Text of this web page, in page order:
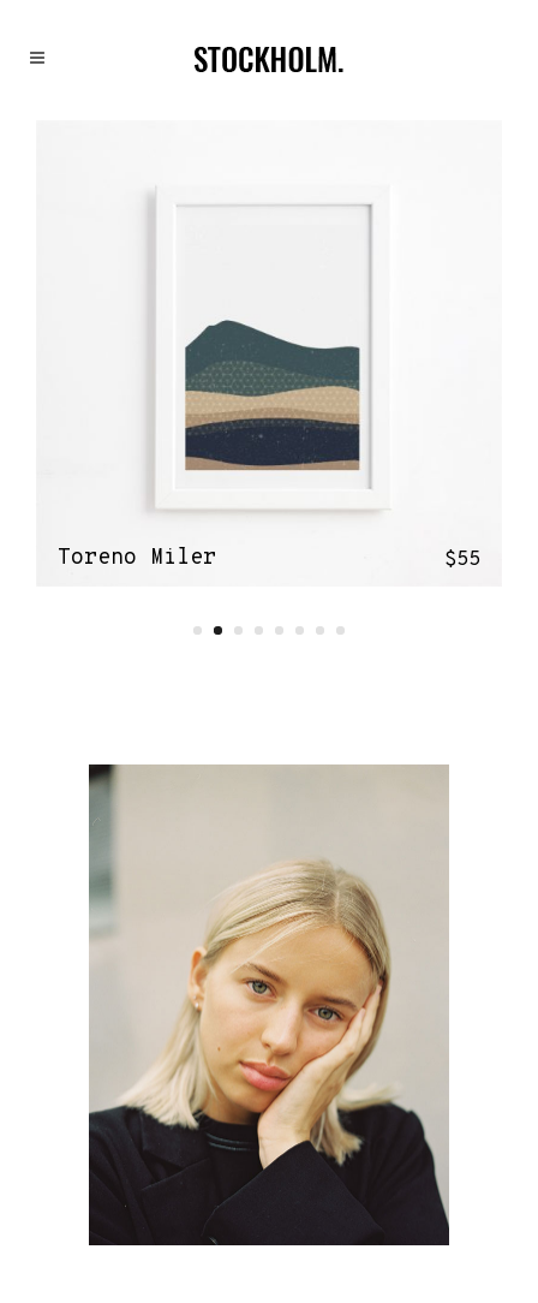
Toreno Miler $55